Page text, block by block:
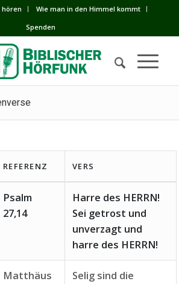
hören
Wie man in den Himmel kommt
Spenden
REFERENZ VERS
Psalm
27,14
Harre des HERRN!
Sei getrost und
unverzagt und
harre des HERRN!
Matthäus
Selig sind die